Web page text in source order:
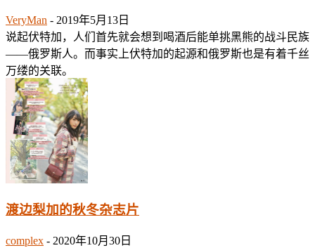
VeryMan - 2019年5月13日
说起伏特加，人们首先就会想到喝酒后能单挑黑熊的战斗民族
——俄罗斯人。而事实上伏特加的起源和俄罗斯也是有着千丝
万缕的关联。
渡边梨加的秋冬杂志片
complex - 2020年10月30日